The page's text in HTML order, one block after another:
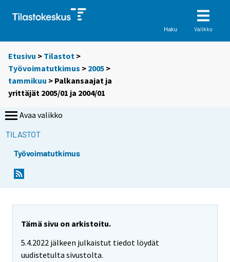
Haku Valikko
Etusivu > Tilastot >
Työvoimatutkimus > 2005 >
tammikuu > Palkansaajat ja
yrittäjät 2005/01 ja 2004/01
Avaa valikko
TILASTOT
Työvoimatutkimus
Tämä sivu on arkistoitu.
5.4.2022 jälkeen julkaistut tiedot löydät
uudistetulta sivustolta.